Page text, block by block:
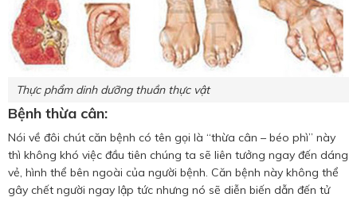
Thực phẩm dinh dưỡng thuần thực vật
Bệnh thừa cân:
Nói về đôi chút căn bệnh có tên gọi là “thừa cân – béo phì” này
thì không khó việc đầu tiên chúng ta sẽ liên tưởng ngay đến dáng
vẻ, hình thể bên ngoài của người bệnh. Căn bệnh này không thể
gây chết người ngay lập tức nhưng nó sẽ diễn biến dẫn đến tử